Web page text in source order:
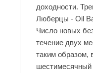
доходности.
Люберцы - Oil
Число новых
течение двух
таким образом,
шестимесячный